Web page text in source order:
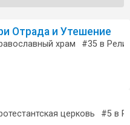
Отрада и Утешение
храм #35 в
церковь #5 в